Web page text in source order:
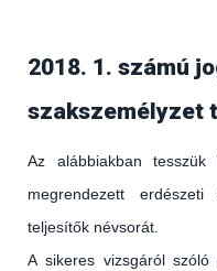
2018. 1. számú
szakszemélyzet
Az alábbiakban
megrendezett erdészeti
teljesítők névsorát.
A sikeres vizsgáról